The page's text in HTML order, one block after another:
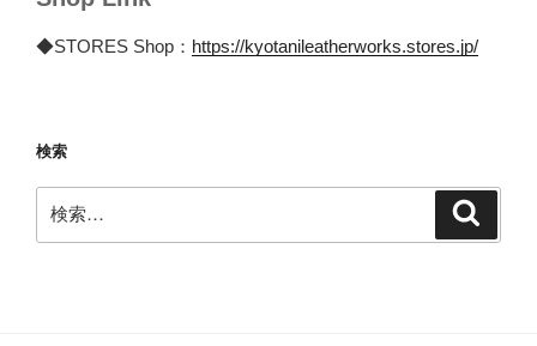
◆STORES Shop： https://kyotanileatherworks.stores.jp/
検索
索: